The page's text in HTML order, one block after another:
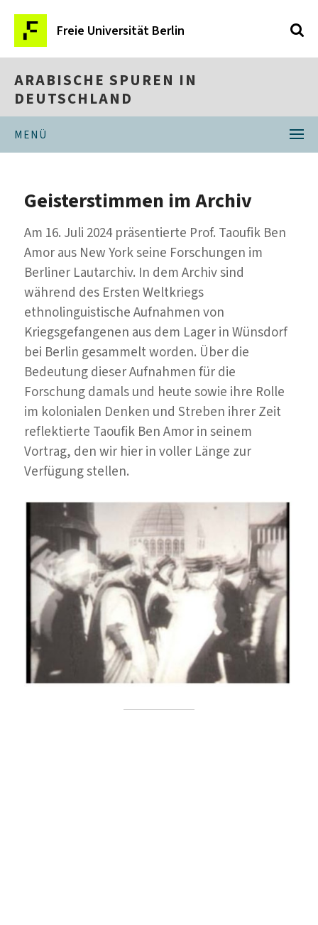
Freie Universität Berlin
ARABISCHE SPUREN IN
DEUTSCHLAND
MENÜ
Geisterstimmen im Archiv
Am 16. Juli 2024 präsentierte Prof. Taoufik Ben
Amor aus New York seine Forschungen im
Berliner Lautarchiv. In dem Archiv sind
während des Ersten Weltkriegs
ethnolinguistische Aufnahmen von
Kriegsgefangenen aus dem Lager in Wünsdorf
bei Berlin gesammelt worden. Über die
Bedeutung dieser Aufnahmen für die
Forschung damals und heute sowie ihre Rolle
im kolonialen Denken und Streben ihrer Zeit
reflektierte Taoufik Ben Amor in seinem
Vortrag, den wir hier in voller Länge zur
Verfügung stellen.